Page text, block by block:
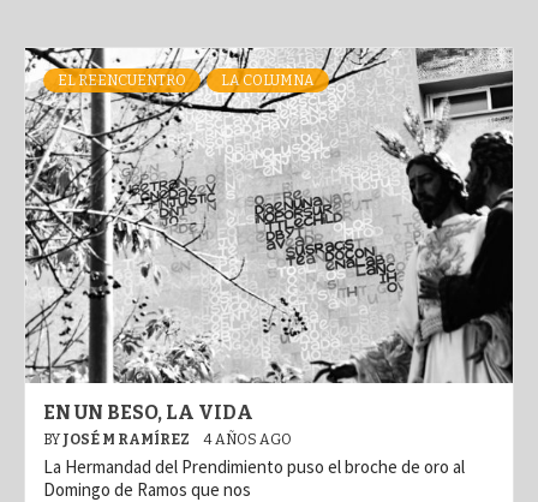
EL REENCUENTRO LA COLUMNA
EN UN BESO, LA VIDA
BY JOSÉ M RAMÍREZ 4 AÑOS AGO
La Hermandad del Prendimiento puso el broche de oro al
Domingo de Ramos que nos